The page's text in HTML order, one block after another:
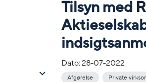
Tilsyn med
Dato:28-07-2022
Afgørelse Private